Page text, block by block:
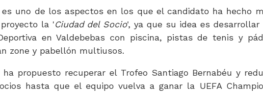
uno de los aspectos en los que el candidato ha hecho
la 'Ciudad del Socio', ya que su idea es desarrollar
en Valdebebas con piscina, pistas de tenis y
zone y pabellón multiusos.
ha propuesto recuperar el Trofeo Santiago Bernabéu y
hasta que el equipo vuelva a ganar la UEFA